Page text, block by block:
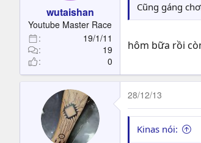
wutaishan
Youtube Master Race
19/1/11
19
0
Cũng gáng
hôm bữa rồi
28/12/13
Kinas nói: